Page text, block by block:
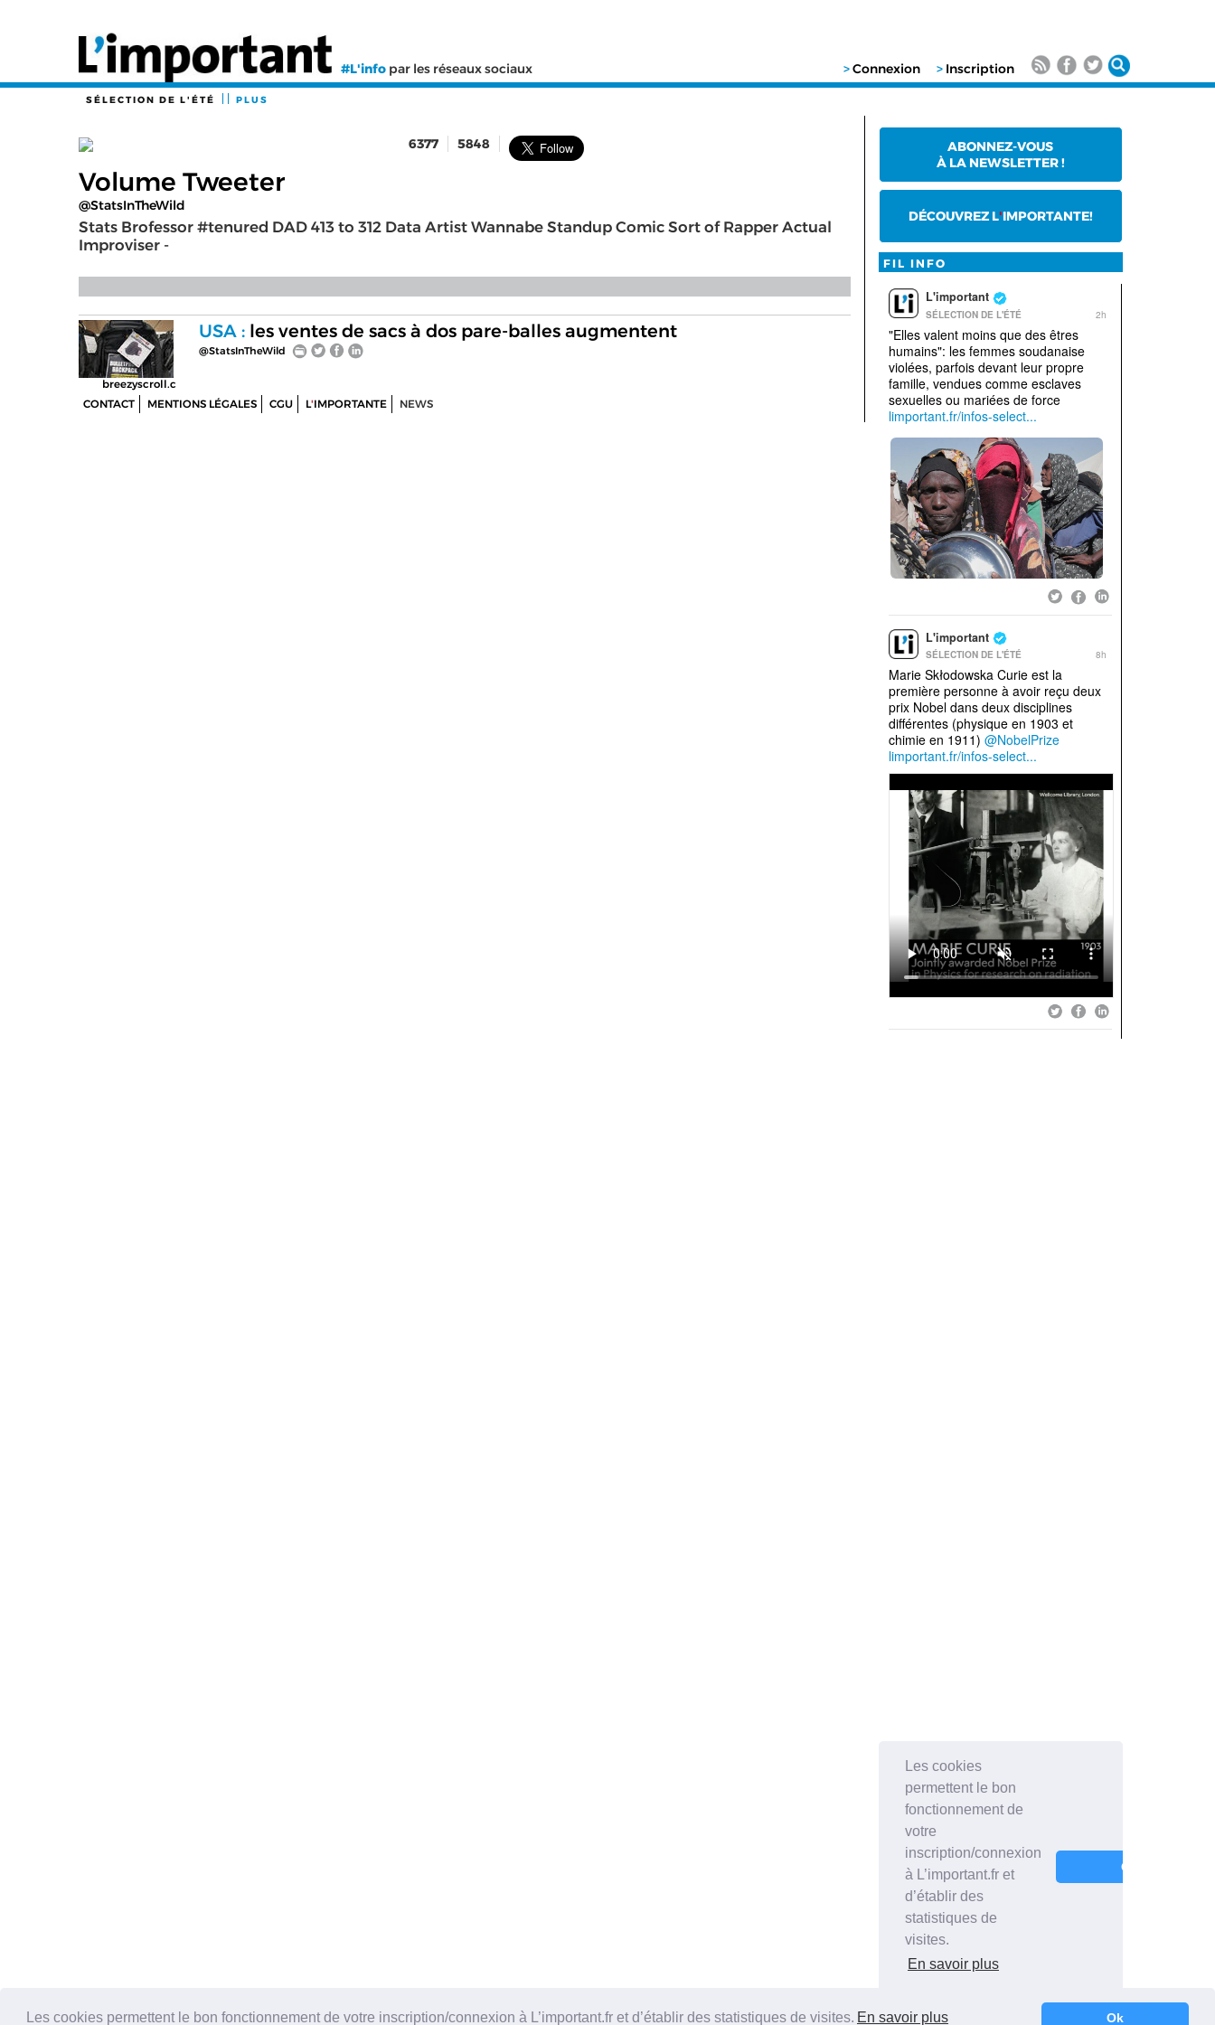
#L'info par les réseaux sociaux >Connexion > Inscription
SÉLECTION DE L'ÉTÉ PLUS
6377 5848
Volume Tweeter
@StatsInTheWild
Stats Brofessor #tenured DAD 413 to 312 Data Artist Wannabe Standup Comic Sort of Rapper Actual
Improviser -
breezyscroll.c
USA :les ventes de sacs à dos pare-balles augmentent
@StatsInTheWild
CONTACT MENTIONS LÉGALES CGU L'IMPORTANTE NEWS
ABONNEZ-VOUS
À LA NEWSLETTER !
DÉCOUVREZ L'IMPORTANTE!
FIL INFO
Les cookies permettent le bon fonctionnement de votre inscription/connexion à L’important.fr et d’établir des statistiques de visites. En savoir plus Ok